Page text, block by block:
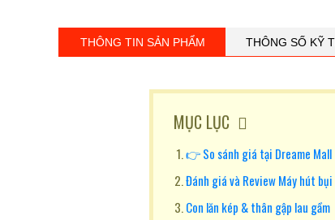
THÔNG TIN SẢN PHẨM THÔNG SỐ KỸ
MỤC LỤC
👉 So sánh giá tại Dreame Mall
Đánh giá và Review Máy hút bụi
Con lăn kép & thân gập lau gầm